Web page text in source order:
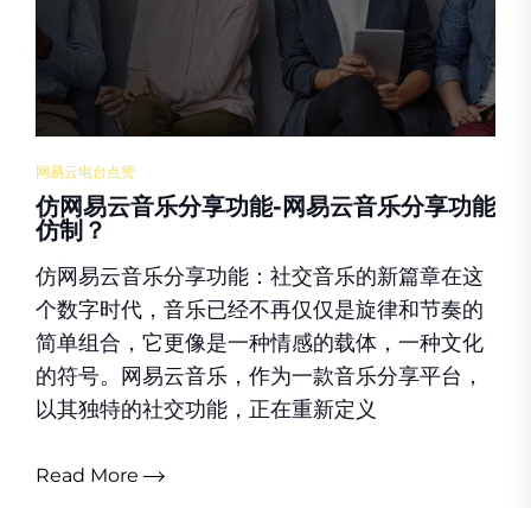
网易云电台点赞
仿网易云音乐分享功能-网易云音乐分享功能
仿制？
仿网易云音乐分享功能：社交音乐的新篇章在这
个数字时代，音乐已经不再仅仅是旋律和节奏的
简单组合，它更像是一种情感的载体，一种文化
的符号。网易云音乐，作为一款音乐分享平台，
以其独特的社交功能，正在重新定义
Read More